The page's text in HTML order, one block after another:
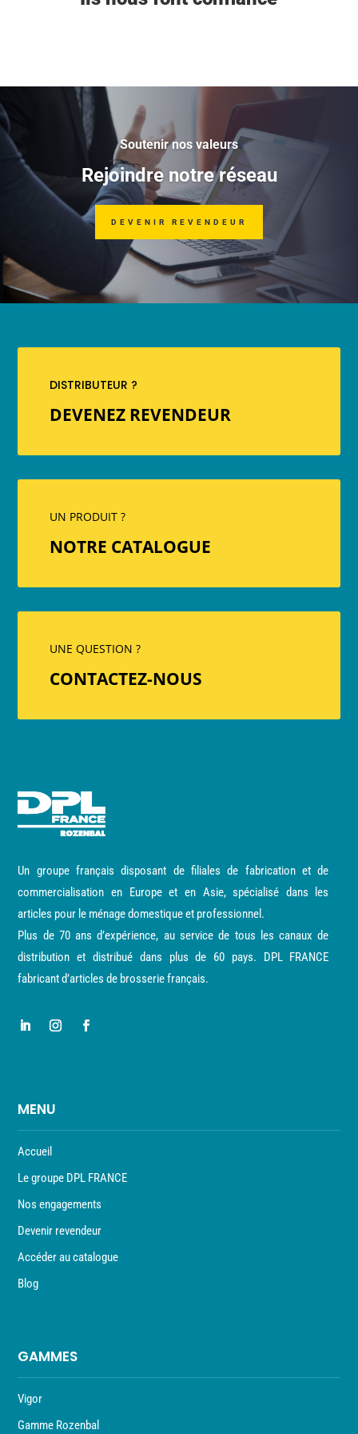
Soutenir nos valeurs
Rejoindre notre réseau
DEVENIR REVENDEUR
DISTRIBUTEUR ?
DEVENEZ REVENDEUR
UN PRODUIT ?
NOTRE CATALOGUE
UNE QUESTION ?
CONTACTEZ-NOUS
Un groupe français disposant de filiales de fabrication et de
commercialisation en Europe et en Asie, spécialisé dans les
articles pour le ménage domestique et professionnel.
Plus de 70 ans d’expérience, au service de tous les canaux de
distribution et distribué dans plus de 60 pays. DPL FRANCE
fabricant d’articles de brosserie français.
MENU
Accueil
Le groupe DPL FRANCE
Nos engagements
Devenir revendeur
Accéder au catalogue
Blog
GAMMES
Vigor
Gamme Rozenbal